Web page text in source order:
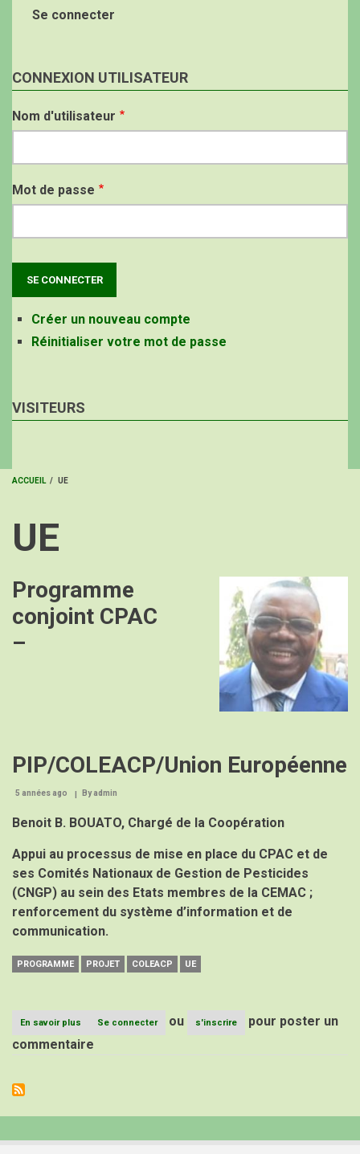
Se connecter
CONNEXION UTILISATEUR
Nom d'utilisateur
Mot de passe
Créer un nouveau compte
Réinitialiser votre mot de passe
VISITEURS
D'ARIANE
ACCUEIL / UE
UE
Programme
conjoint CPAC
–
PIP/COLEACP/Union Européenne
5 années ago Byadmin
Benoit B. BOUATO, Chargé de la Coopération
Appui au processus de mise en place du CPAC et de
ses Comités Nationaux de Gestion de Pesticides
(CNGP) au sein des Etats membres de la CEMAC ;
renforcement du système d’information et de
communication.
PROGRAMME PROJET COLEACP UE
En savoir plus
Programme
conjoint
Se connecter ou s'inscrire
pour poster un
commentaire